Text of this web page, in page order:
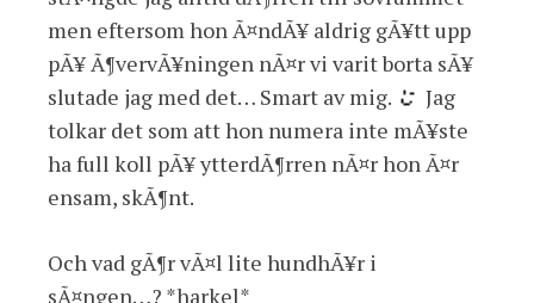
men eftersom hon Ã¤ndÃ¥ aldrig gÃ¥tt upp
pÃ¥ Ã¶vervÃ¥ningen nÃ¤r vi varit borta sÃ¥
slutade jag med det… Smart av mig.
Jag
tolkar det som att hon numera inte mÃ¥ste
ha full koll pÃ¥ ytterdÃ¶rren nÃ¤r hon Ã¤r
ensam, skÃ¶nt.
Och vad gÃ¶r vÃ¤l lite hundhÃ¥r i
sÃ¤ngen…? *harkel*